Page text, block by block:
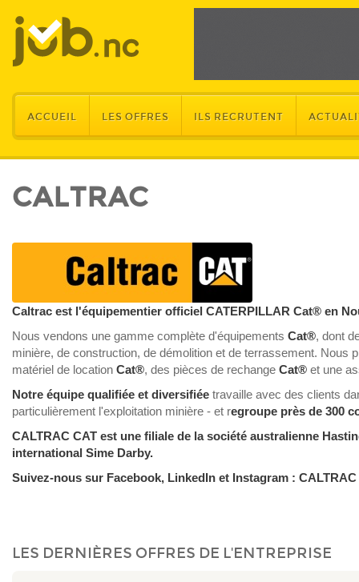
ACCUEIL LES OFFRES ILS RECRUTENT
CALTRAC
Caltrac est l'équipementier officiel CATERPILLAR Cat® en
Nous vendons une gamme complète d'équipements Cat®, dont
minière, de construction, de démolition et de terrassement. Nous
matériel de location Cat®, des pièces de rechange Cat® et une
Notre équipe qualifiée et diversifiée travaille avec des clients
particulièrement l'exploitation minière - et regroupe près de 300
CALTRAC CAT est une filiale de la société australienne
international Sime Darby.
Suivez-nous sur Facebook, LinkedIn et Instagram : CALTRAC
LES DERNIÈRES OFFRES DE L'ENTREPRISE